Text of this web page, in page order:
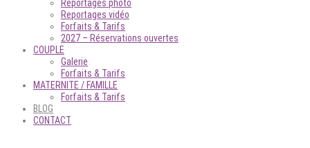
Reportages photo
Reportages vidéo
Forfaits & Tarifs
2027 – Réservations ouvertes
COUPLE
Galerie
Forfaits & Tarifs
MATERNITE / FAMILLE
Forfaits & Tarifs
BLOG
CONTACT